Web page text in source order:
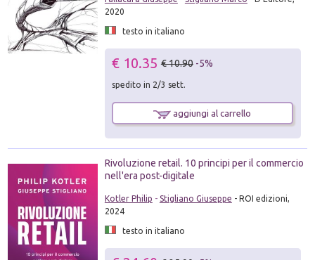
2020
testo in italiano
€ 10.35 € 10.90 -5%
spedito in 2/3 sett.
aggiungi al carrello
Rivoluzione retail. 10 principi per il commercio
nell'era post-digitale
Kotler Philip - Stigliano Giuseppe - ROI edizioni,
2024
testo in italiano